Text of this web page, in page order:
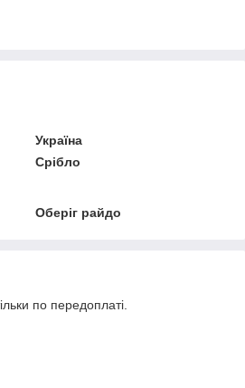
Україна
Срібло
Оберіг райдо
по передоплаті.